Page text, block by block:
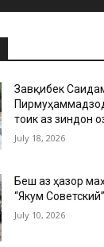
Завқибек
тоҷик аз зиндон
July 18, 2026
Беш аз ҳазор
“Якум
July 10, 2026